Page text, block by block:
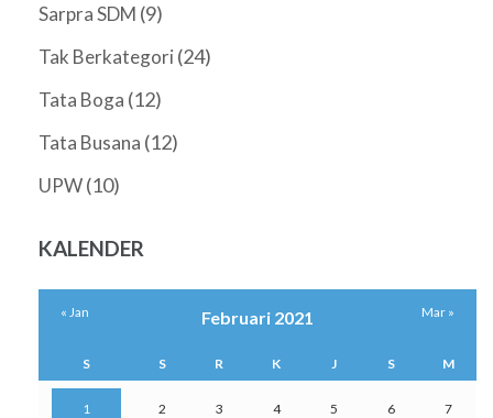
Sarpra SDM (9)
Tak Berkategori (24)
Tata Boga (12)
Tata Busana (12)
UPW(10)
KALENDER
Februari 2021
S S R K J S M
1 2 3 4 5 6 7
« Jan Mar »